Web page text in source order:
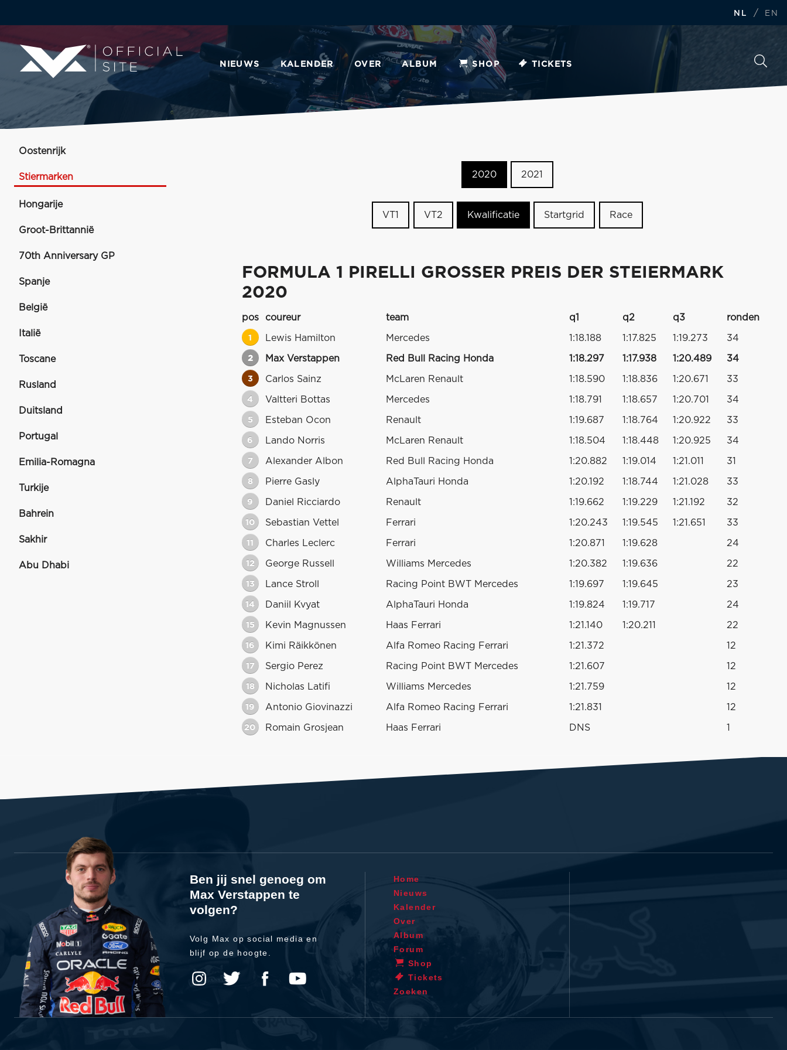
NL / EN
NIEUWS KALENDER OVER ALBUM SHOP TICKETS
Oostenrijk
Stiermarken
Hongarije
Groot-Brittannië
70th Anniversary GP
Spanje
België
Italië
Toscane
Rusland
Duitsland
Portugal
Emilia-Romagna
Turkije
Bahrein
Sakhir
Abu Dhabi
2020 2021
VT1 VT2 Kwalificatie Startgrid Race
FORMULA 1 PIRELLI GROSSER PREIS DER STEIERMARK
2020
pos coureur team q1 q2 q3 ronden
1 Lewis Hamilton Mercedes 1:18.188 1:17.825 1:19.273 34
2 Max Verstappen Red Bull Racing Honda 1:18.297 1:17.938 1:20.489 34
3 Carlos Sainz McLaren Renault 1:18.590 1:18.836 1:20.671 33
4 Valtteri Bottas Mercedes 1:18.791 1:18.657 1:20.701 34
5 Esteban Ocon Renault 1:19.687 1:18.764 1:20.922 33
6 Lando Norris McLaren Renault 1:18.504 1:18.448 1:20.925 34
7 Alexander Albon Red Bull Racing Honda 1:20.882 1:19.014 1:21.011 31
8 Pierre Gasly AlphaTauri Honda 1:20.192 1:18.744 1:21.028 33
9 Daniel Ricciardo Renault 1:19.662 1:19.229 1:21.192 32
10 Sebastian Vettel Ferrari 1:20.243 1:19.545 1:21.651 33
11 Charles Leclerc Ferrari 1:20.871 1:19.628 24
12 George Russell Williams Mercedes 1:20.382 1:19.636 22
13 Lance Stroll Racing Point BWT Mercedes 1:19.697 1:19.645 23
14 Daniil Kvyat AlphaTauri Honda 1:19.824 1:19.717 24
15 Kevin Magnussen Haas Ferrari 1:21.140 1:20.211 22
16 Kimi Räikkönen Alfa Romeo Racing Ferrari 1:21.372 12
17 Sergio Perez Racing Point BWT Mercedes 1:21.607 12
18 Nicholas Latifi Williams Mercedes 1:21.759 12
19 Antonio Giovinazzi Alfa Romeo Racing Ferrari 1:21.831 12
20 Romain Grosjean Haas Ferrari DNS 1
Ben jij snel genoeg om
Max Verstappen te
volgen?
Volg Max op social media en
blijf op de hoogte.
Home
Nieuws
Kalender
Over
Album
Forum
Shop
Tickets
Zoeken